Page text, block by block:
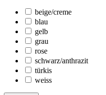
beige/creme
blau
gelb
grau
rose
schwarz/anthrazit
türkis
weiss